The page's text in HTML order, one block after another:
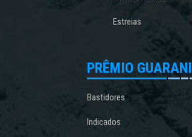
Estreias
PRÊMIO GUARANI
Bastidores
Indicados